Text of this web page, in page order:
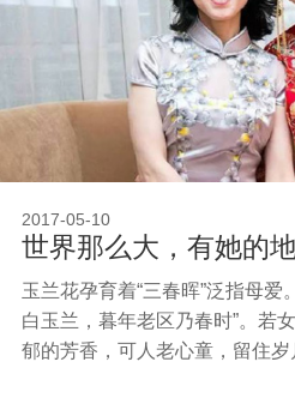
2017-05-10
世界那么大，有她的
玉兰花孕育着“三春晖”泛指母爱
白玉兰，暮年老区乃春时”。若
郁的芳香，可人老心童，留住岁